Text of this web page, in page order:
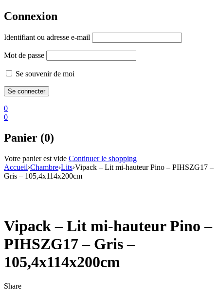
Connexion
Identifiant ou adresse e-mail
Mot de passe
Se souvenir de moi
0
0
Panier (0)
Votre panier est vide Continuer le shopping
Accueil›Chambre›Lits›Vipack – Lit mi-hauteur Pino – PIHSZG17 –
Gris – 105,4x114x200cm
Vipack – Lit mi-hauteur Pino –
PIHSZG17 – Gris –
105,4x114x200cm
Share